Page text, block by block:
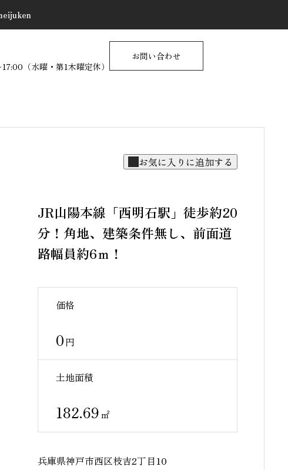
（水曜・第1木曜定休）
お問い合わせ
物件を売るときの【Q&A】
物件を買うときの【Q&A】
JR山陽本線「西明石駅」徒歩約20
分！角地、建築条件無し、前面道
路幅員約6ｍ！
価格
0 円
土地面積
182.69㎡
兵庫県神戸市西区枝吉2丁目10